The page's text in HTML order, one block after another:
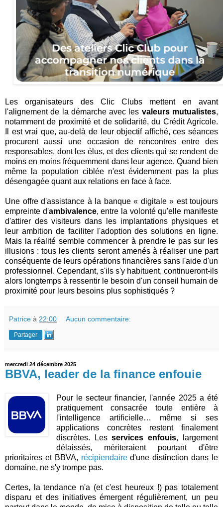
Les organisateurs des Clic Clubs mettent en avant
l'alignement de la démarche avec les valeurs mutualistes,
notamment de proximité et de solidarité, du Crédit Agricole.
Il est vrai que, au-delà de leur objectif affiché, ces séances
procurent aussi une occasion de rencontres entre des
responsables, dont les élus, et des clients qui se rendent de
moins en moins fréquemment dans leur agence. Quand bien
même la population ciblée n'est évidemment pas la plus
désengagée quant aux relations en face à face.
Une offre d'assistance à la banque « digitale » est toujours
empreinte d'ambivalence, entre la volonté qu'elle manifeste
d'attirer des visiteurs dans les implantations physiques et
leur ambition de faciliter l'adoption des solutions en ligne.
Mais la réalité semble commencer à prendre le pas sur les
illusions : tous les clients seront amenés à réaliser une part
conséquente de leurs opérations financières sans l'aide d'un
professionnel. Cependant, s'ils s'y habituent, continueront-ils
alors longtemps à ressentir le besoin d'un conseil humain de
proximité pour leurs besoins plus sophistiqués ?
Patrice à 22:00 Aucun commentaire:
Partager
mercredi 24 décembre 2025
BBVA, leader de la finance enfouie
Pour le secteur financier, l'année 2025 a été
pratiquement consacrée toute entière à
l'intelligence artificielle… même si ses
applications concrètes restent finalement
discrètes. Lesservices enfouis, largement
délaissés, mériteraient pourtant d'être
prioritaires et BBVA, récipiendaired'une distinction dans le
domaine, ne s'y trompe pas.
Certes, la tendance n'a (et c'est heureux !) pas totalement
disparu et des initiatives émergent régulièrement, un peu